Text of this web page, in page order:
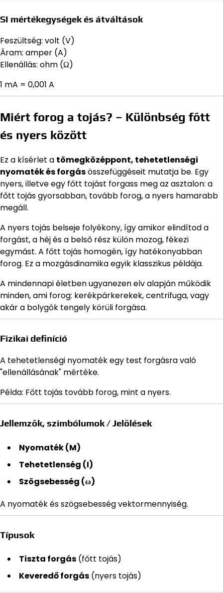
SI mértékegységek és átváltások
Feszültség: volt (V)
Áram: amper (A)
Ellenállás: ohm (Ω)
1 mA = 0,001 A
Miért forog a tojás? – Különbség főtt
és nyers között
Ez a kísérlet a tömegközéppont, tehetetlenségi
nyomaték és forgásösszefüggéseit mutatja be. Egy
nyers, illetve egy főtt tojást forgass meg az asztalon: a
főtt tojás gyorsabban, tovább forog, a nyers hamarabb
megáll.
A nyers tojás belseje folyékony, így amikor elindítod a
forgást, a héj és a belső rész külön mozog, fékezi
egymást. A főtt tojás homogén, így hatékonyabban
forog. Ez a mozgásdinamika egyik klasszikus példája.
A mindennapi életben ugyanezen elv alapján működik
minden, ami forog: kerékpárkerekek, centrifuga, vagy
akár a bolygók tengely körüli forgása.
Fizikai definíció
A tehetetlenségi nyomaték egy test forgásra való
"ellenállásának" mértéke.
Példa: Főtt tojás tovább forog, mint a nyers.
Jellemzők, szimbólumok / Jelölések
Nyomaték (M)
Tehetetlenség (I)
Szögsebesség (ω)
A nyomaték és szögsebesség vektormennyiség.
Típusok
Tiszta forgás (főtt tojás)
Keveredő forgás (nyers tojás)